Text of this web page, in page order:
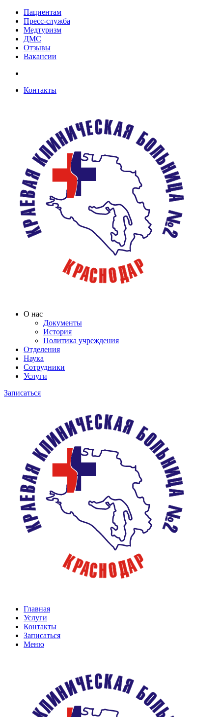
Пациентам
Пресс-служба
Медтуризм
ДМС
Отзывы
Вакансии
Контакты
О нас
Документы
История
Политика учреждения
Отделения
Наука
Сотрудники
Услуги
Записаться
Главная
Услуги
Контакты
Записаться
Меню